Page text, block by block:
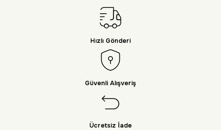
Hızlı Gönderi
Güvenli Alışveriş
Ücretsiz İade